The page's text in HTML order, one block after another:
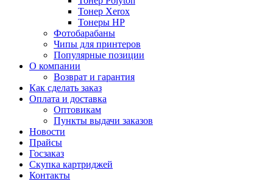
Тонер Xerox
Тонеры HP
Фотобарабаны
Чипы для принтеров
Популярные позиции
О компании
Возврат и гарантия
Как сделать заказ
Оплата и доставка
Оптовикам
Пункты выдачи заказов
Новости
Прайсы
Госзаказ
Скупка картриджей
Контакты